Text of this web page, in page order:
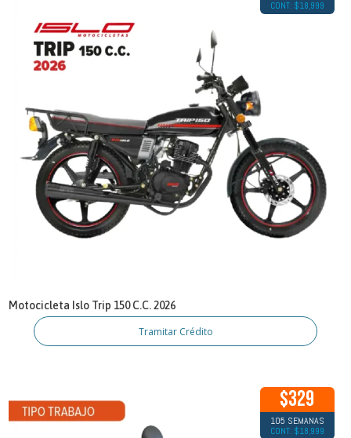
CONT: $18,999
Motocicleta Islo Trip 150 C.C. 2026
Tramitar Crédito
$329
105 SEMANAS
CONT: $18,999